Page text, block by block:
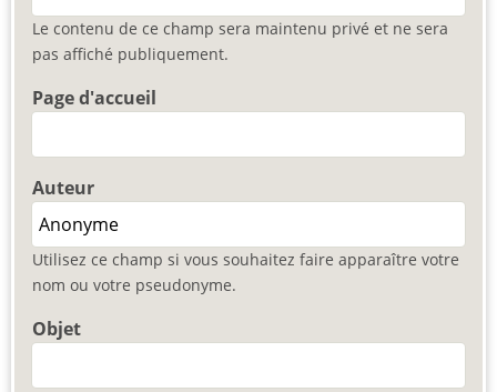
Le contenu de ce champ sera maintenu privé et ne sera
pas affiché publiquement.
Page d'accueil
Auteur
Utilisez ce champ si vous souhaitez faire apparaître votre
nom ou votre pseudonyme.
Objet